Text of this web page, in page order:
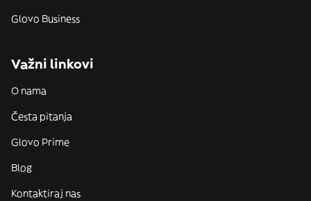
Glovo Business
Važni linkovi
O nama
Česta pitanja
Glovo Prime
Blog
Kontaktiraj nas